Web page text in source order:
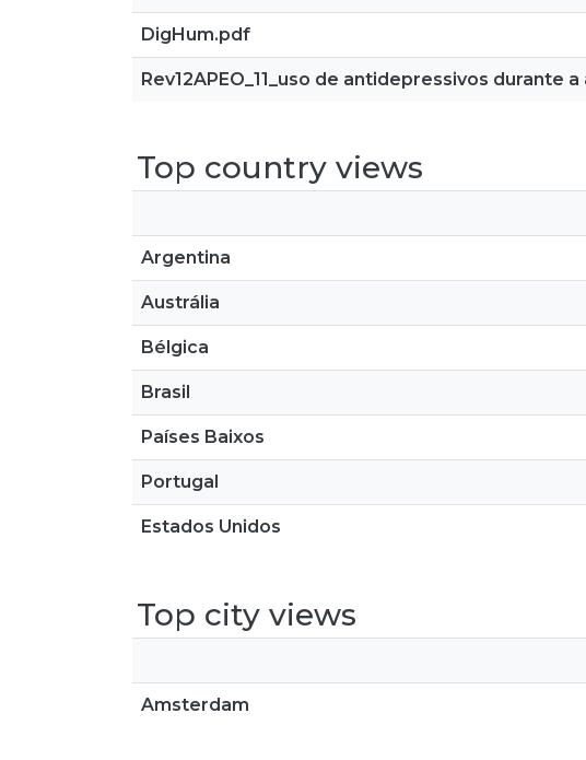
DigHum.pdf
Rev12APEO_11_uso de antidepressivos durante
Top country views
Argentina
Austrália
Bélgica
Brasil
Países Baixos
Portugal
Estados Unidos
Top city views
Amsterdam